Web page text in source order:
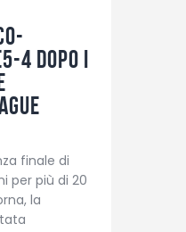
4 dopo i
finale di
per più di 20
la